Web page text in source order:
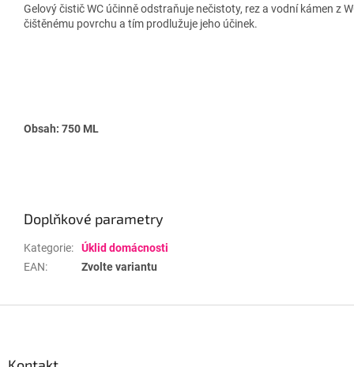
Gelový čistič WC účinně odstraňuje nečistoty, rez a vodní kámen z
čištěnému povrchu a tím prodlužuje jeho účinek.
Obsah: 750 ML
Doplňkové parametry
Kategorie:
Úklid domácnosti
EAN: Zvolte variantu